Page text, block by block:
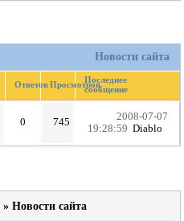
Новости сайта
ОтветовПросмотровПоследнее
сообщение
0 745
2008-07-07
19:28:59 Diablo
» Новости сайта